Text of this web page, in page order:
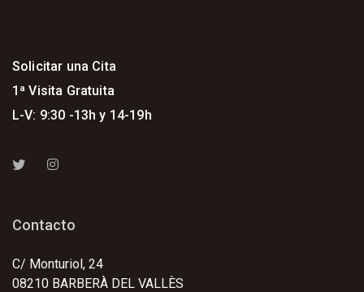
Solicitar una Cita
1ª Visita Gratuita
L-V: 9:30 -13h y 14-19h
Contacto
C/ Monturiol, 24
08210 BARBERÀ DEL VALLÈS